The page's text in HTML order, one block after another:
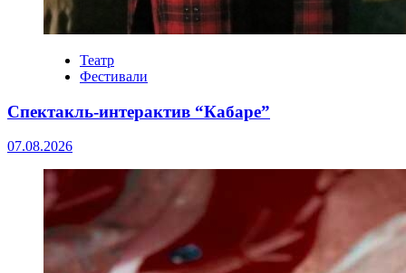
Театр
Фестивали
Спектакль-интерактив “Кабаре”
07.08.2026